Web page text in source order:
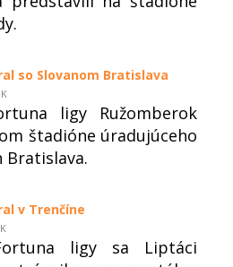
so Slovanom Bratislava
ligy Ružomberok
štadióne úradujúceho
Bratislava.
v Trenčíne
ligy sa Liptáci